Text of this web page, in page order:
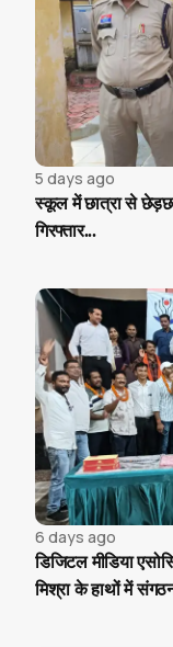
5 days ago
स्कूल में छात्रा से
गिरफ्तार...
6 days ago
डिजिटल मीडिया
मिश्रा के हाथों में